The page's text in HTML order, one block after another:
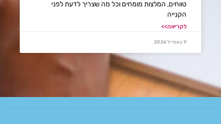
טווחים, המלצות מומחים וכל מה שצריך לדעת לפני
הקנייה
לקריאה>>
9 באפריל 2026